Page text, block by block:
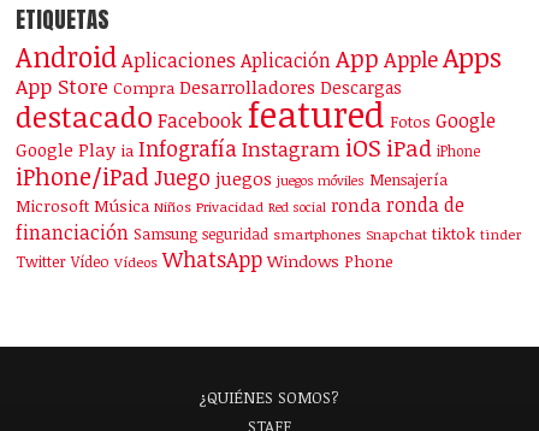
ETIQUETAS
Android Aplicaciones Aplicación App AppleApps
App Store Compra Desarrolladores Descargas
destacado Facebook featured Fotos Google
Google Play ia InfografíaInstagram iOS iPad iPhone
iPhone/iPad Juego juegos juegos móviles Mensajería
Microsoft Música Niños Privacidad Red social ronda ronda de
financiación Samsung seguridad smartphones Snapchat tiktok tinder
Twitter Vídeo Vídeos WhatsApp Windows Phone
¿QUIÉNES SOMOS?
STAFF